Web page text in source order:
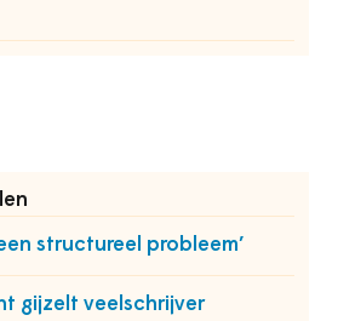
structureel probleem’
gijzelt veelschrijver